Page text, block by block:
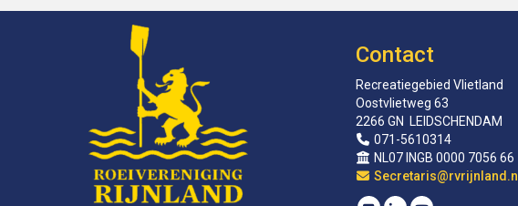
Contact
Recreatiegebied Vlietland
Oostvlietweg 63
2266 GN LEIDSCHENDAM
071-5610314
NL07 INGB 0000 7056 66
siraterceS@rvrijnland.nl